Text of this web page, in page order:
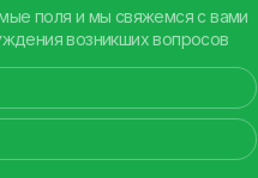
поля и мы свяжемся с вами
возникших вопросов